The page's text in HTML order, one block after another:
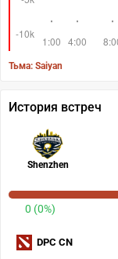
Тьма: Saiyan
История встреч
Shenzhen
0 (0%)
DPC CN